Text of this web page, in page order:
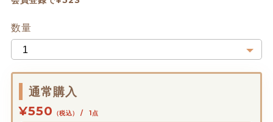
数量
通常購入
¥550 （税込） / 1点